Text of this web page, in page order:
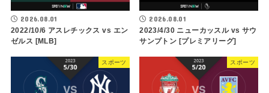
2026.08.01
2022/10/6 アスレチックス vs エン
ゼルス [MLB]
2026.08.01
2023/4/30 ニューカッスル vs サウ
サンプトン [プレミアリーグ]
スポーツ スポーツ